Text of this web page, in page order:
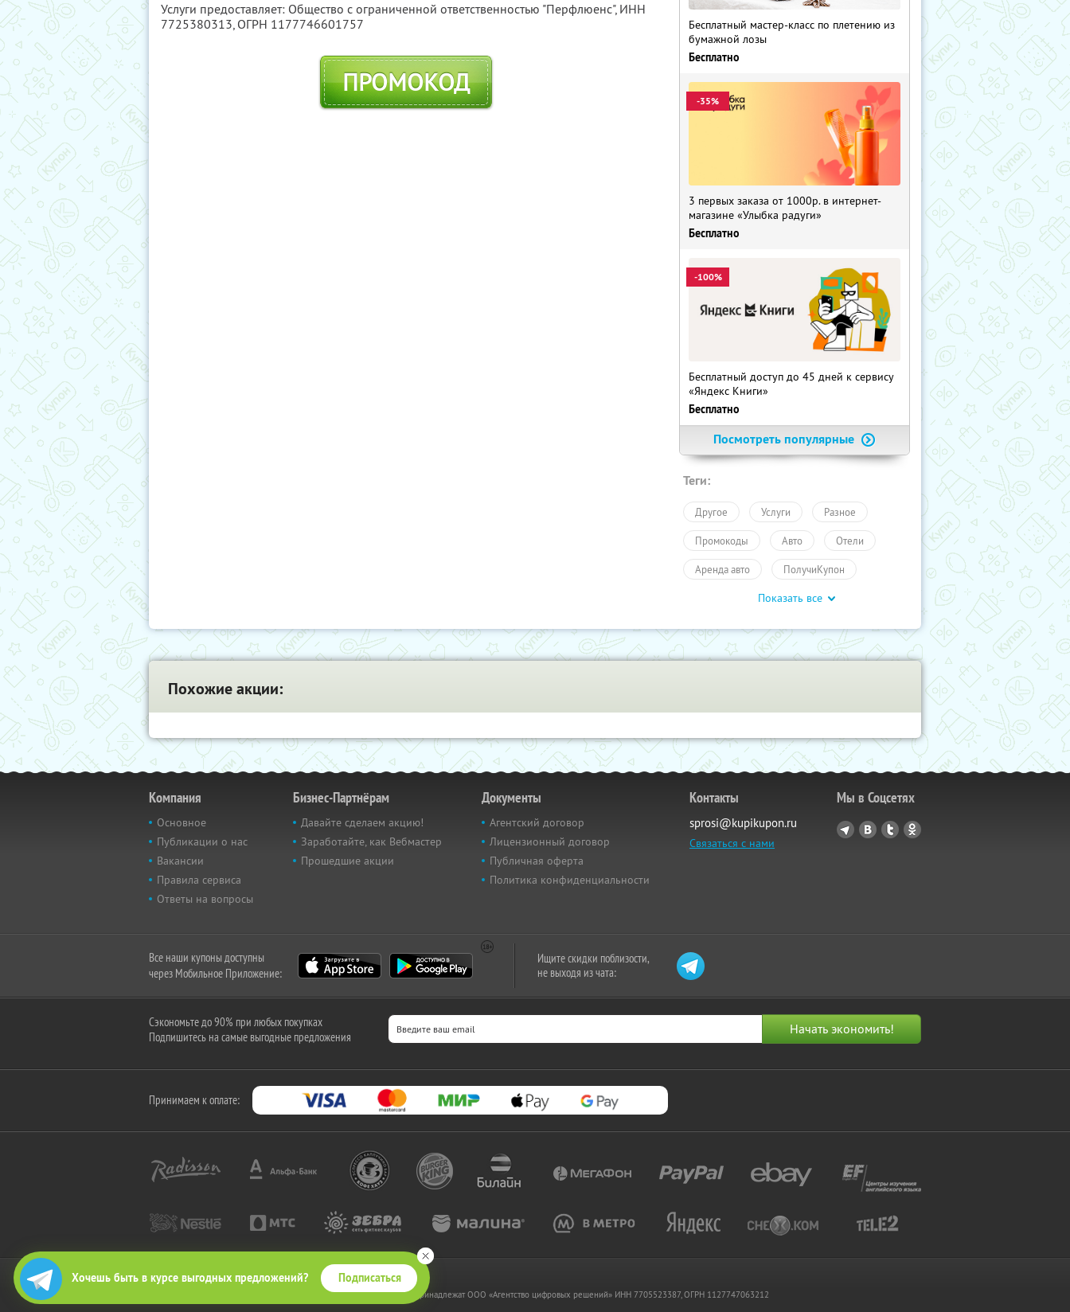
Хочешь быть в курсе выгодных предложений? Подписаться
Услуги предоставляет: Общество с ограниченной ответственностью "Перфлюенс", ИНН
7725380313, ОГРН 1177746601757
ПРОМОКОД
Бесплатный мастер-класс по плетению из
бумажной лозы
Бесплатно
-35%
3 первых заказа от 1000р. в интернет-
магазине «Улыбка радуги»
Бесплатно
-100%
Бесплатный доступ до 45 дней к сервису
«Яндекс Книги»
Бесплатно
Посмотреть популярные
Теги:
Другое Услуги Разное
Промокоды Авто Отели
Аренда авто ПолучиКупон
Показать все
Похожие акции:
Компания
Основное
Публикации о нас
Вакансии
Правила сервиса
Ответы на вопросы
Бизнес-Партнёрам
Давайте сделаем акцию!
Заработайте, как Вебмастер
Прошедшие акции
Документы
Агентский договор
Лицензионный договор
Публичная оферта
Политика конфиденциальности
Контакты
sprosi@kupikupon.ru
Связаться с нами
Мы в Соцсетях
Все наши купоны доступны
через Мобильное Приложение:
Ищите скидки поблизости,
не выходя из чата:
Сэкономьте до 90% при любых покупках
Подпишитесь на самые выгодные предложения
Принимаем к оплате:
2010-2026 © КупиКупон. Все права защищены.
Все права на товарный знак "КупиКупон" и на сайт www.kupikupon.ru принадлежат OOO «Агентство цифровых решений» ИНН 7705523387, ОГРН 1127747063212